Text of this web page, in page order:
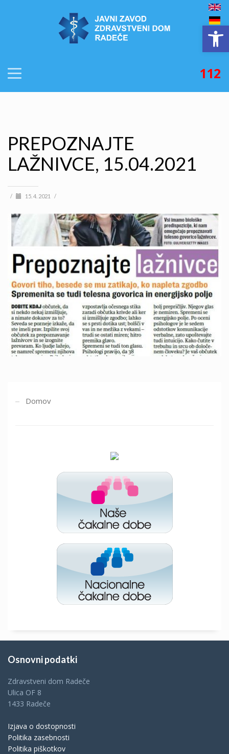
112
PREPOZNAJTE
LAŽNIVCE, 15.04.2021
/ 15. 4. 2021 /
Domov
Osnovni podatki
Zdravstveni dom Radeče
Ulica OF 8
1433 Radeče
Izjava o dostopnosti
Politika zasebnosti
Politika piškotkov